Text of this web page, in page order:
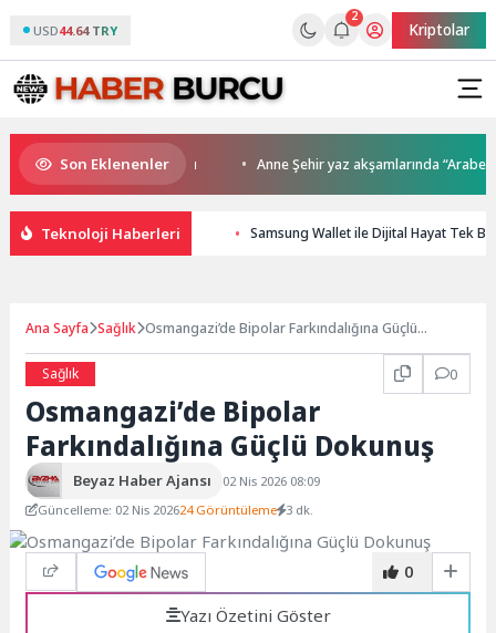
USD44.64 TRY
2
Kriptolar
Son Eklenenler
kupalar sahiplerini buldu Anne Şehir yaz akşamlarında “Arabesk”
Teknoloji Haberleri Samsung Wallet ile Dijital Hayat Tek
Ana Sayfa Sağlık Osmangazi’de Bipolar Farkındalığına Güçlü
Sağlık
0
Osmangazi’de Bipolar
Farkındalığına Güçlü Dokunuş
Beyaz Haber Ajansı
02 Nis 2026 08:09
Güncelleme: 02 Nis 202624 Görüntüleme 3 dk.
0
Yazı Özetini Göster